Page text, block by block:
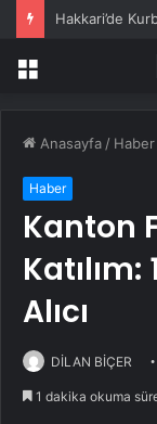
Hakkari’de
Menü
Anasayfa / Haber
Haber
Kanton
Katılım:
Alıcı
DİLAN BİÇER
1 dakika okuma